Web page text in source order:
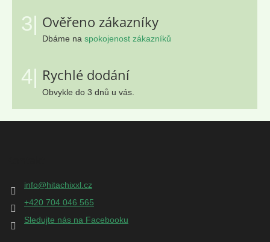
3| Ověřeno zákazníky
Dbáme na spokojenost zákazníků
4| Rychlé dodání
Obvykle do 3 dnů u vás.
Z
info@hitachixxl.cz
+420 704 046 565
Sledujte nás na Facebooku